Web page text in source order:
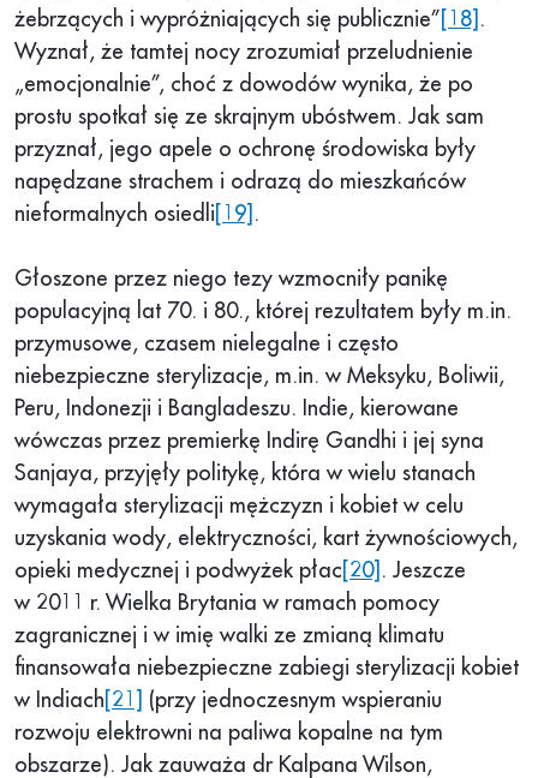
żebrzących i wypróżniających się publicznie” [18] .
Wyznał, że tamtej nocy zrozumiał przeludnienie
„emocjonalnie”, choć z dowodów wynika, że po
prostu spotkał się ze skrajnym ubóstwem. Jak sam
przyznał, jego apele o ochronę środowiska były
napędzane strachem i odrazą do mieszkańców
nieformalnych osiedli [19] .
Głoszone przez niego tezy wzmocniły panikę
populacyjną lat 70. i 80., której rezultatem były m.in.
przymusowe, czasem nielegalne i często
niebezpieczne sterylizacje, m.in. w Meksyku, Boliwii,
Peru, Indonezji i Bangladeszu. Indie, kierowane
wówczas przez premierkę Indirę Gandhi i jej syna
Sanjaya, przyjęły politykę, która w wielu stanach
wymagała sterylizacji mężczyzn i kobiet w celu
uzyskania wody, elektryczności, kart żywnościowych,
opieki medycznej i podwyżek płac [20] . Jeszcze
w 2011 r. Wielka Brytania w ramach pomocy
zagranicznej i w imię walki ze zmianą klimatu
finansowała niebezpieczne zabiegi sterylizacji kobiet
w Indiach [21]
(przy jednoczesnym wspieraniu
rozwoju elektrowni na paliwa kopalne na tym
obszarze). Jak zauważa dr Kalpana Wilson,